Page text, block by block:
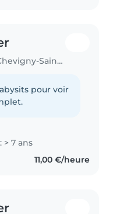
Babysitter in Chevigny-Saint-Sauveur
pour voir
> 7 ans
11,00 €/heure